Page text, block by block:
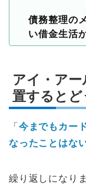
債務整理の
い借金生活
アイ・ア
置すると
「 今までもカー
なったことはな
繰り返しになり